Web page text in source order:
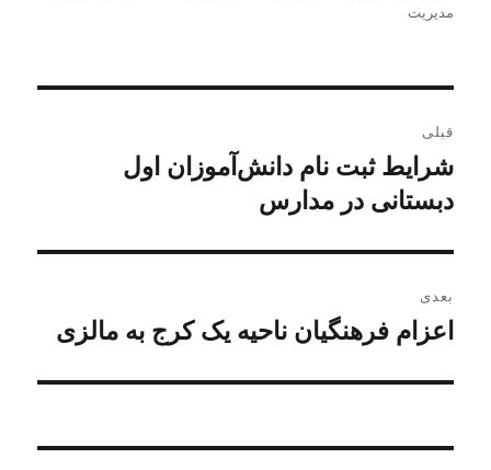
مدیریت
نوشته
قبلی
نوشته
قبلی:
شرایط ثبت نام دانش‌آموزان اول
دبستانی در مدارس
بعدی
نوشته
اعزام فرهنگیان ناحیه یک کرج به مالزی